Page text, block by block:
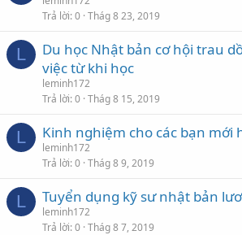
Trả lời 0 Thág 8 23, 2019
L
Du học Nhật bản cơ hội trau
việc từ khi học
leminh172
Trả lời 0 Thág 8 15, 2019
L Kinh nghiệm cho các bạn mới
leminh172
Trả lời 0 Thág 8 9, 2019
L Tuyển dụng kỹ sư nhật bản
leminh172
Trả lời 0 Thág 8 7, 2019